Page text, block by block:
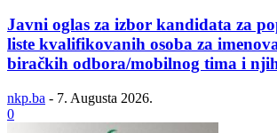
Javni oglas za izbor kandidata za
liste kvalifikovanih osoba za
biračkih odbora/mobilnog tima i
nkp.ba - 7. Augusta 2026.
0